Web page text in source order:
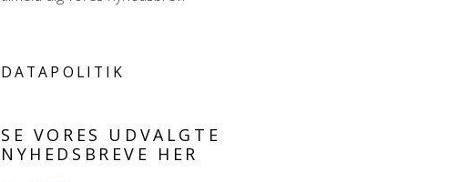
DATAPOLITIK
SE VORES UDVALGTE
NYHEDSBREVE HER